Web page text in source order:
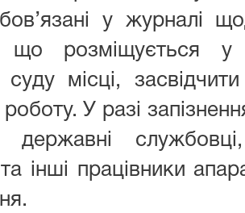
у журналі
що розміщується у
суду місці,
роботу. У разі
державні
інші працівники